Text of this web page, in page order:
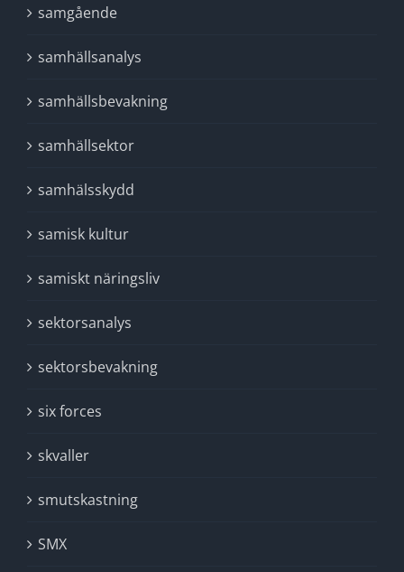
samgående
samhällsanalys
samhällsbevakning
samhällsektor
samhälsskydd
samisk kultur
samiskt näringsliv
sektorsanalys
sektorsbevakning
six forces
skvaller
smutskastning
SMX